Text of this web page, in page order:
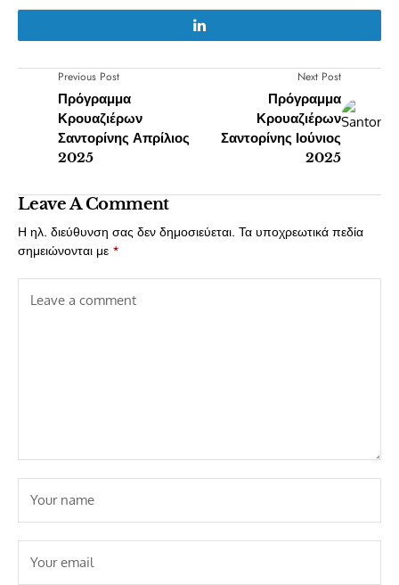
Previous Post
Πρόγραμμα
Κρουαζιέρων
Σαντορίνης Απρίλιος
2025
Next Post
Πρόγραμμα
Κρουαζιέρων
Σαντορίνης Ιούνιος
2025
Leave A Comment
Η ηλ. διεύθυνση σας δεν δημοσιεύεται. Τα υποχρεωτικά πεδία
σημειώνονται με *